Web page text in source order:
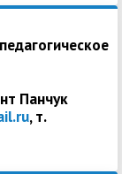
Панчук
, т.